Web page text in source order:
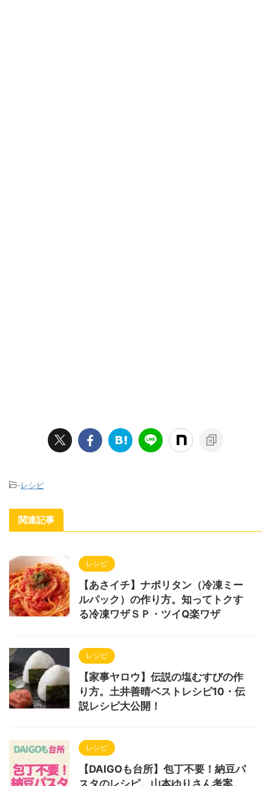
-レシピ
関連記事
レシピ
【あさイチ】ナポリタン（冷凍ミー
ルパック）の作り方。知ってトクす
る冷凍ワザＳＰ・ツイQ楽ワザ
レシピ
【家事ヤロウ】伝説の塩むすびの作
り方。土井善晴ベストレシピ10・伝
説レシピ大公開！
レシピ
【DAIGOも台所】包丁不要！納豆パ